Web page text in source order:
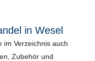
in Wesel
im Verzeichnis auch
Zubehör und